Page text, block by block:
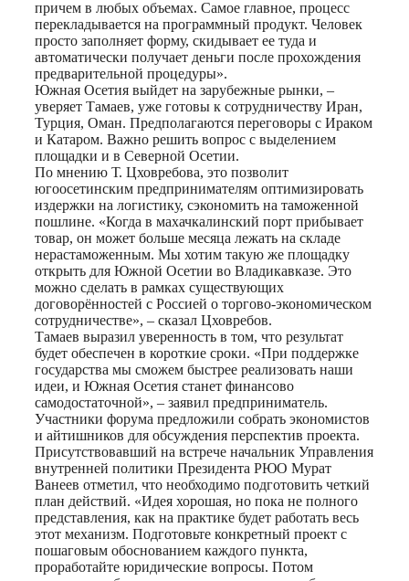
причем в любых объемах. Самое главное, процесс
перекладывается на программный продукт. Человек
просто заполняет форму, скидывает ее туда и
автоматически получает деньги после прохождения
предварительной процедуры».
Южная Осетия выйдет на зарубежные рынки, –
уверяет Тамаев, уже готовы к сотрудничеству Иран,
Турция, Оман. Предполагаются переговоры с Ираком
и Катаром. Важно решить вопрос с выделением
площадки и в Северной Осетии.
По мнению Т. Цховребова, это позволит
югоосетинским предпринимателям оптимизировать
издержки на логистику, сэкономить на таможенной
пошлине. «Когда в махачкалинский порт прибывает
товар, он может больше месяца лежать на складе
нерастаможенным. Мы хотим такую же площадку
открыть для Южной Осетии во Владикавказе. Это
можно сделать в рамках существующих
договорённостей с Россией о торгово-экономическом
сотрудничестве», – сказал Цховребов.
Тамаев выразил уверенность в том, что результат
будет обеспечен в короткие сроки. «При поддержке
государства мы сможем быстрее реализовать наши
идеи, и Южная Осетия станет финансово
самодостаточной», – заявил предприниматель.
Участники форума предложили собрать экономистов
и айтишников для обсуждения перспектив проекта.
Присутствовавший на встрече начальник Управления
внутренней политики Президента РЮО Мурат
Ванеев отметил, что необходимо подготовить четкий
план действий. «Идея хорошая, но пока не полного
представления, как на практике будет работать весь
этот механизм. Подготовьте конкретный проект с
пошаговым обоснованием каждого пункта,
проработайте юридические вопросы. Потом